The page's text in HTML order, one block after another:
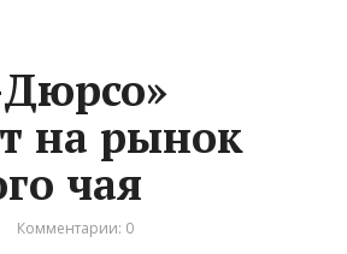
на рынок
чая
Комментарии: 0